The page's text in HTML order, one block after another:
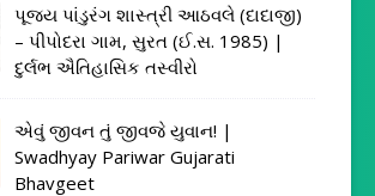
પૂજ્ય પાંડુરંગ શાસ્ત્રી આઠવલે (દાદાજી)
– પીપોદરા ગામ, સુરત (ઈ.સ. 1985) |
દુર્લભ ઐતિહાસિક તસ્વીરો
એવું જીવન તું જીવજે યુવાન! |
Swadhyay Pariwar Gujarati
Bhavgeet